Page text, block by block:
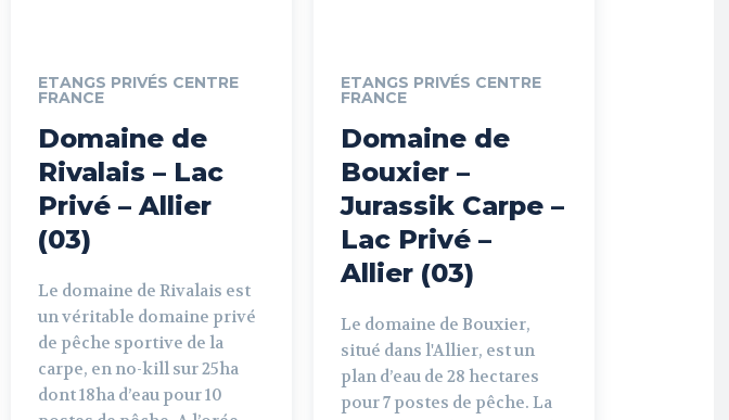
ETANGS PRIVÉS CENTRE
FRANCE
Domaine de
Rivalais – Lac
Privé – Allier
(03)
Le domaine de Rivalais est
un véritable domaine privé
de pêche sportive de la
carpe, en no-kill sur 25ha
dont 18ha d’eau pour 10
ETANGS PRIVÉS CENTRE
FRANCE
Domaine de
Bouxier –
Jurassik Carpe –
Lac Privé –
Allier (03)
Le domaine de Bouxier,
situé dans l'Allier, est un
plan d’eau de 28 hectares
pour 7 postes de pêche. La